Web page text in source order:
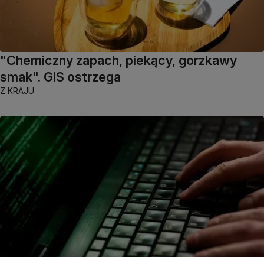
"Chemiczny zapach, piekący, gorzkawy
smak". GIS ostrzega
Z KRAJU